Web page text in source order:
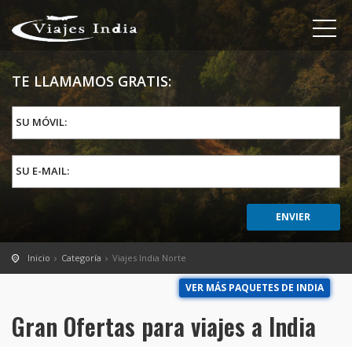
TE LLAMAMOS GRATIS:
SU MÓVIL:
SU E-MAIL:
Inicio Categoría Viajes India Norte
VER MÁS PAQUETES DE INDIA
Gran Ofertas para viajes a India